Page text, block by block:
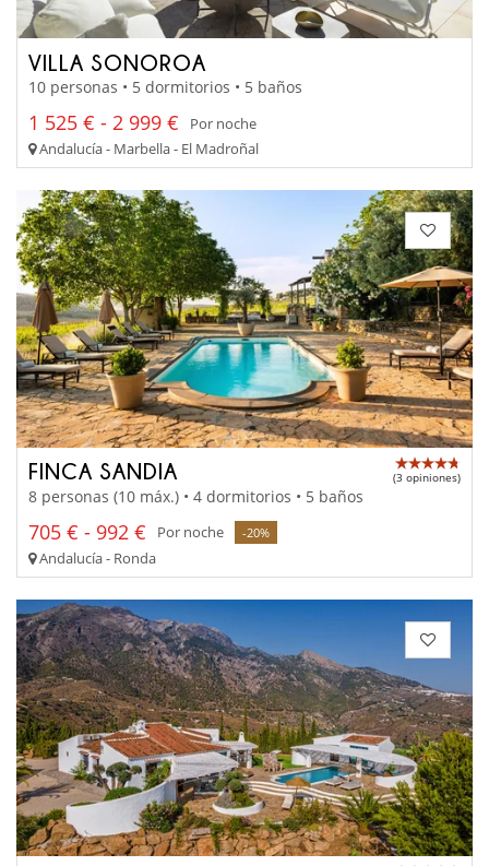
VILLA SONOROA
10 personas • 5 dormitorios • 5 baños
1 525 € - 2 999 €
Por noche
Andalucía - Marbella - El Madroñal
FINCA SANDIA (3 opiniones)
8 personas (10 máx.) • 4 dormitorios • 5 baños
705 € - 992 € Por noche -20%
Andalucía - Ronda